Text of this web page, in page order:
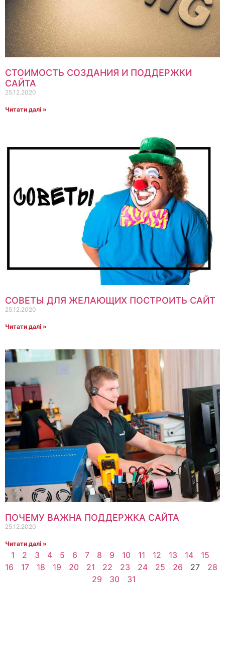
СТОИМОСТЬ СОЗДАНИЯ И ПОДДЕРЖКИ
САЙТА
25.12.2020
Читати далі »
СОВЕТЫ ДЛЯ ЖЕЛАЮЩИХ ПОСТРОИТЬ САЙТ
25.12.2020
Читати далі »
ПОЧЕМУ ВАЖНА ПОДДЕРЖКА САЙТА
25.12.2020
Читати далі »
1 2 3 4 5 6 7 8 9 10 11 12 13 14
15
16
17 18 19 20 21 22 23 24 25 26 27
28
29
30 31